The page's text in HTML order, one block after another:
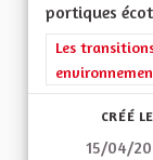
portiques
Filtrer les
Les
CRÉÉ LE
15/04/